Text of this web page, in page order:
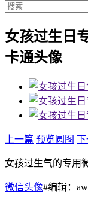
女孩过生日
卡通头像
上一篇 预览圆图 下
女孩过生气的专用
微信头像#编辑：